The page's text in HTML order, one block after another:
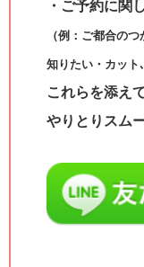
・ご予約に関
（例：ご都合の
知りたい・カット
これらを添え
やりとりスム